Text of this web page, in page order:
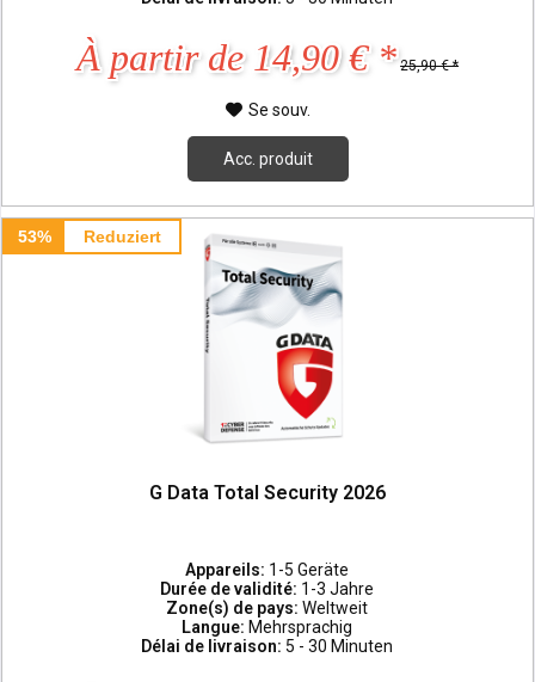
À partir de 14,90 € * 25,90 € *
Se souv.
Acc. produit
53% Reduziert
G Data Total Security 2026
Appareils: 1-5 Geräte
Durée de validité: 1-3 Jahre
Zone(s) de pays:Weltweit
Langue: Mehrsprachig
Délai de livraison: 5 - 30 Minuten